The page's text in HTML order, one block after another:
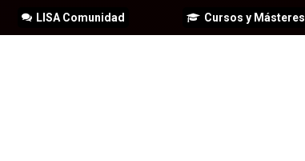
Cursos y Másteres
LISA Comunidad